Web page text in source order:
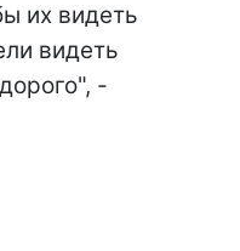
их видеть
видеть
-